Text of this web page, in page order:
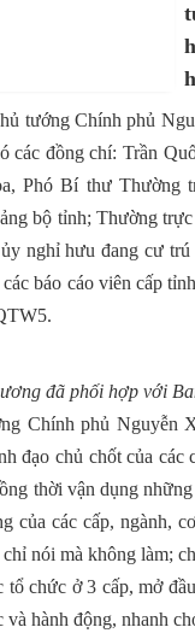
tướng Chính phủ
các đồng chí: Trần
Phó Bí thư
bộ tỉnh; Thường
nghỉ hưu đang cư
báo cáo viên cấp
đã phối hợp với
Chính phủ Nguyễn
đạo chủ chốt của
thời vận dụng
của các cấp, ngành,
nói mà không làm;
chức ở 3 cấp, mở
và hành động, nhanh